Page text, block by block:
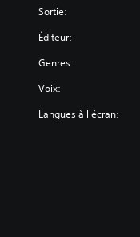
Sortie:
Éditeur:
Genres:
Voix:
Langues à l'écran: